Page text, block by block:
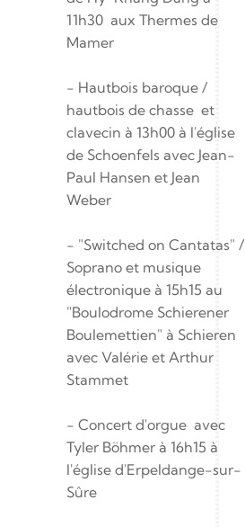
11h30  aux Thermes de
Mamer
- Hautbois baroque /
hautbois de chasse  et
clavecin à 13h00 à l'église
de Schoenfels avec Jean-
Paul Hansen et Jean
Weber
- "Switched on Cantatas" /
Soprano et musique
électronique à 15h15 au
"Boulodrome Schierener
Boulemettien" à Schieren
avec Valérie et Arthur
Stammet
- Concert d'orgue  avec
Tyler Böhmer à 16h15 à
l'église d'Erpeldange-sur-
Sûre